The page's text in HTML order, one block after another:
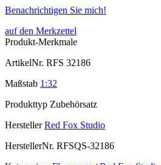
Benachrichtigen Sie mich!
auf den Merkzettel
Produkt-Merkmale
ArtikelNr. RFS 32186
Maßstab 1:32
Produkttyp Zubehörsatz
Hersteller Red Fox Studio
HerstellerNr. RFSQS-32186